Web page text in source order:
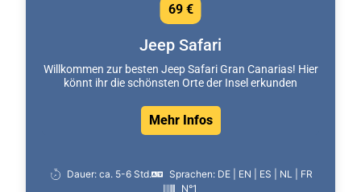
Jeep Safari
Willkommen zur besten Jeep Safari Gran Canarias! Hier
könnt ihr die schönsten Orte der Insel erkunden
Mehr Infos
69 €
Dauer: ca. 5-6 Std.
Sprachen: DE | EN | ES | NL | FR
N°1